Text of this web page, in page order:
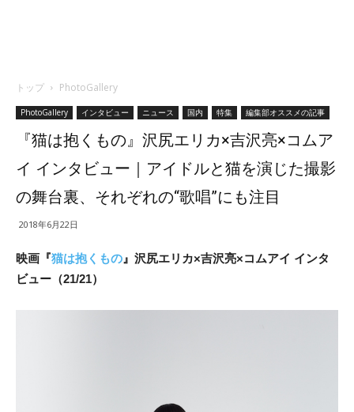
トップ PhotoGallery
PhotoGallery インタビュー ニュース 国内 特集 編集部オススメの記事
『猫は抱くもの』沢尻エリカ×吉沢亮×コムア
イ インタビュー｜アイドルと猫を演じた撮影
の舞台裏、それぞれの“歌唱”にも注目
2018年6月22日
映画『猫は抱くもの 』沢尻エリカ×吉沢亮×コムアイ インタ
ビュー（21/21）